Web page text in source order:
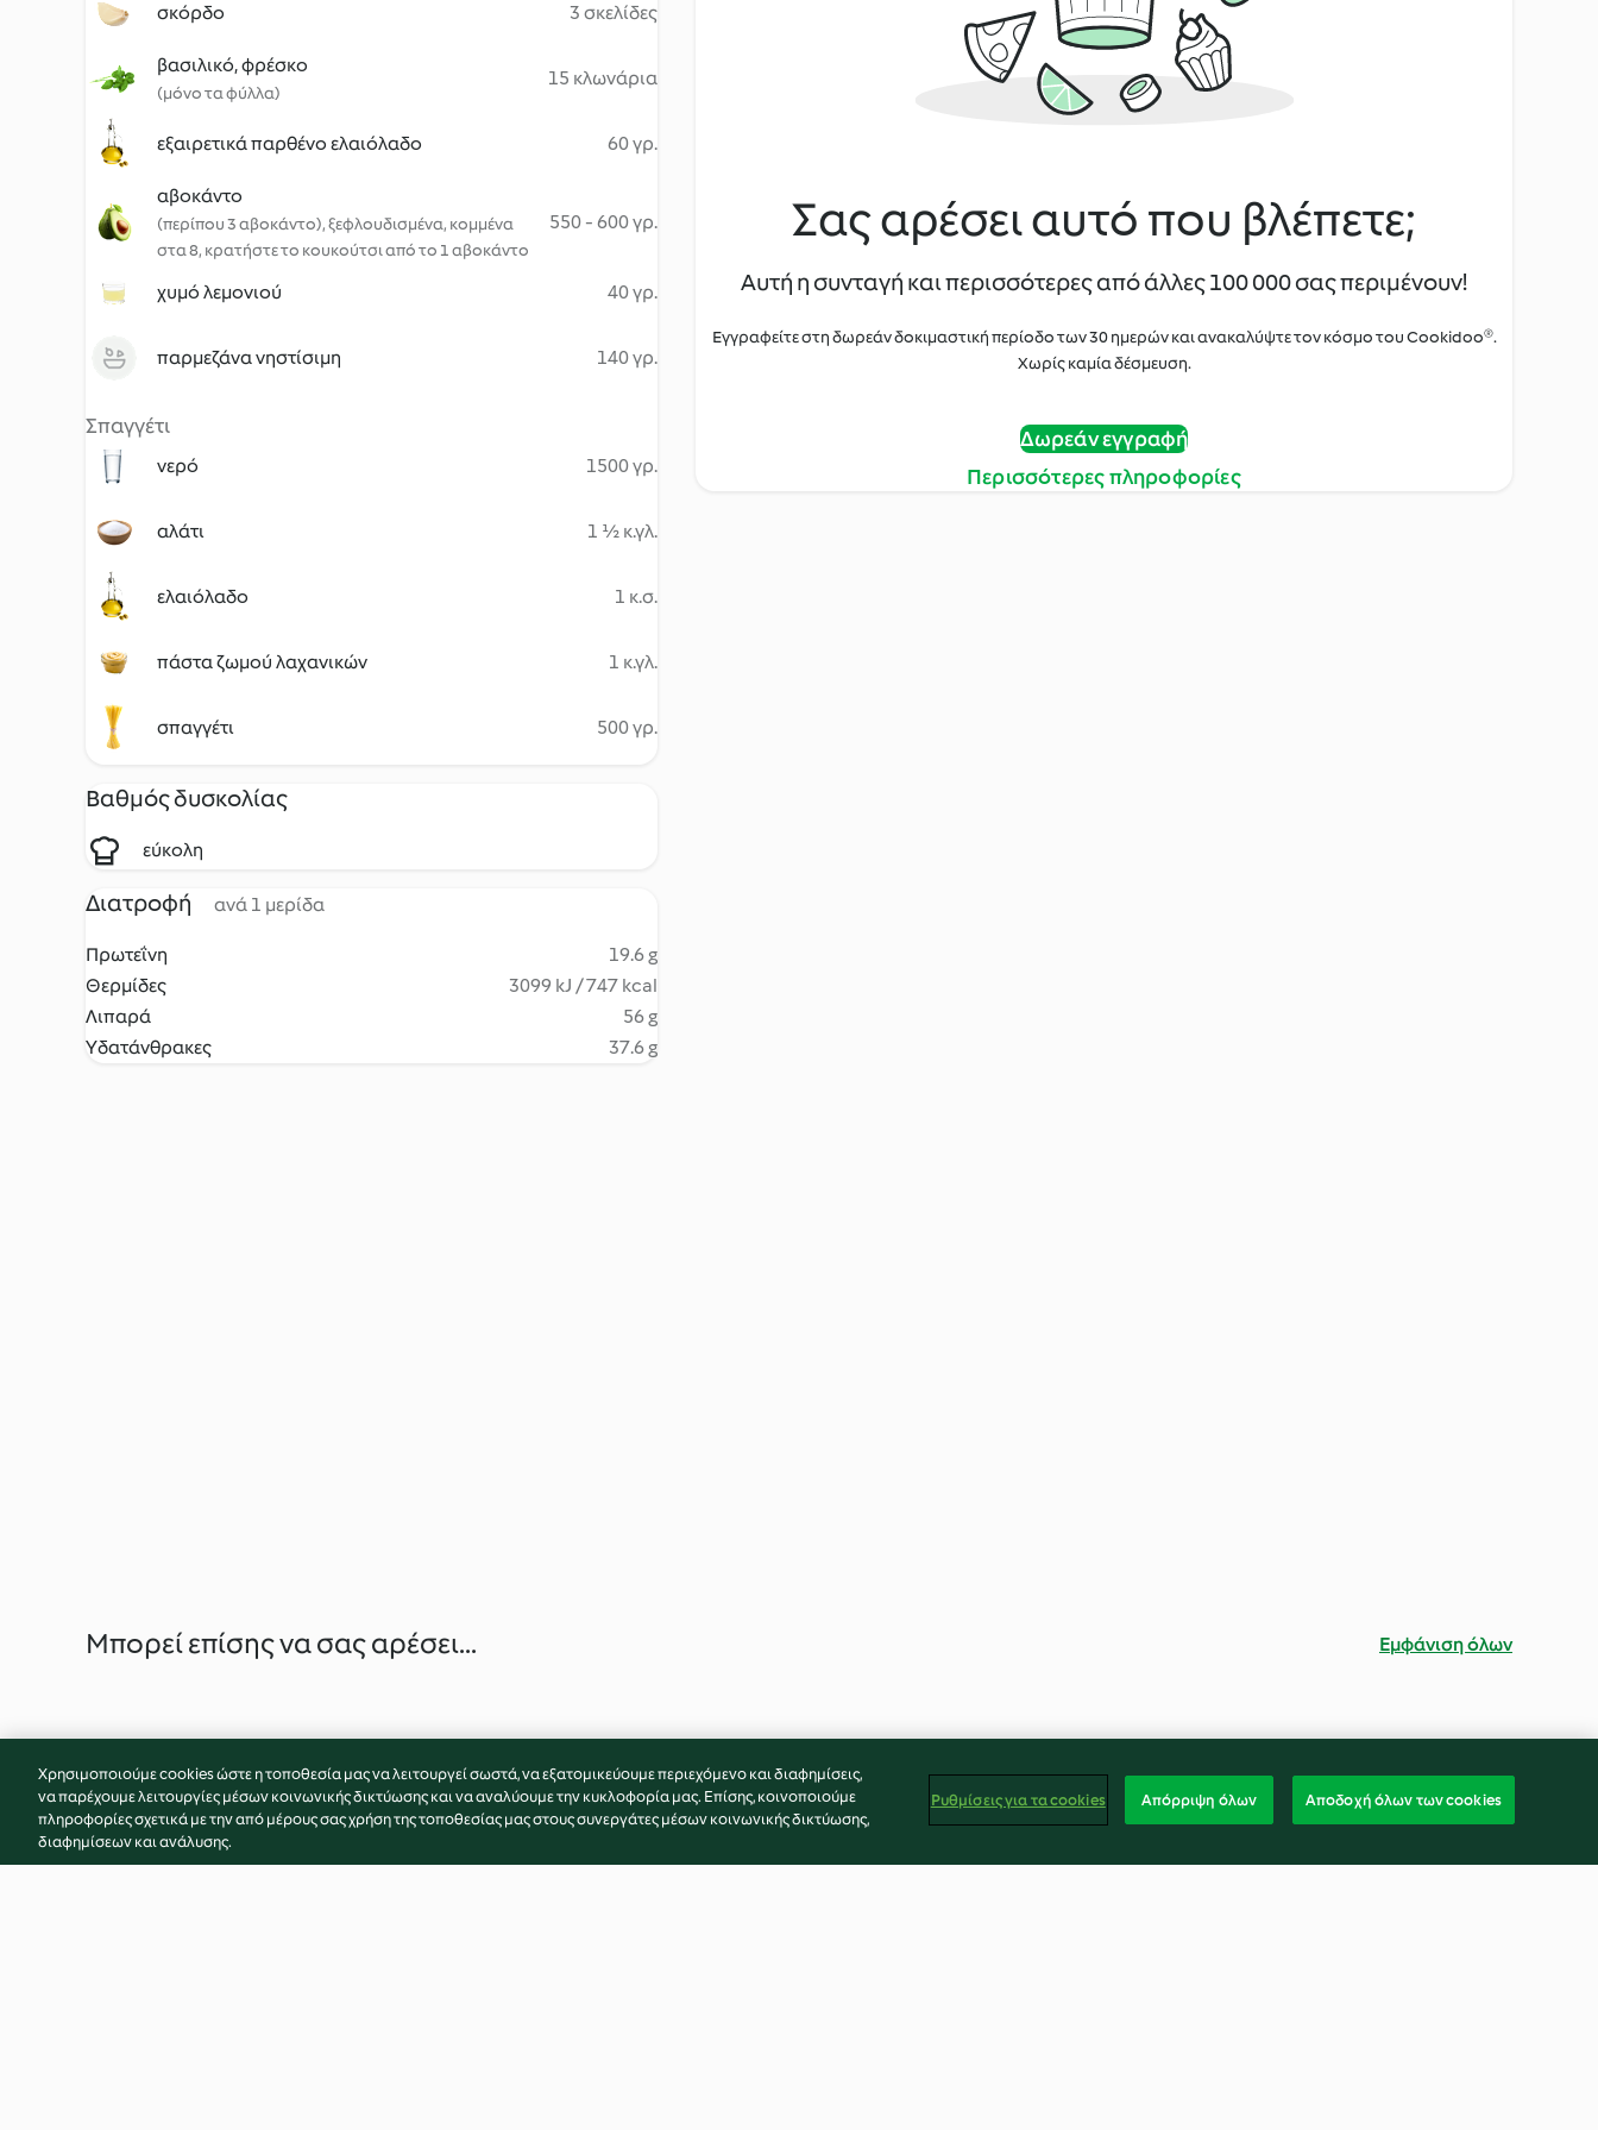
σκόρδο 3 σκελίδες
βασιλικό, φρέσκo
(μόνο τα φύλλα)
15 κλωνάρια
εξαιρετικά παρθένο ελαιόλαδο 60 γρ.
αβοκάντο
(περίπου 3 αβοκάντο), ξεφλουδισμένα, κομμένα
στα 8, κρατήστε το κουκούτσι από το 1 αβοκάντο
550 - 600 γρ.
χυμό λεμονιού 40 γρ.
παρμεζάνα νηστίσιμη 140 γρ.
Σπαγγέτι
νερό 1500 γρ.
αλάτι 1 ½ κ.γλ.
ελαιόλαδο 1 κ.σ.
πάστα ζωμού λαχανικών 1 κ.γλ.
σπαγγέτι 500 γρ.
Βαθμός δυσκολίας
εύκολη
Διατροφή ανά 1 μερίδα
Πρωτεΐνη
19.6 g
Θερμίδες
3099 kJ / 747 kcal
Λιπαρά
56 g
Υδατάνθρακες
37.6 g
Σας αρέσει αυτό που βλέπετε;
Αυτή η συνταγή και περισσότερες από άλλες 100 000 σας περιμένουν!
Εγγραφείτε στη δωρεάν δοκιμαστική περίοδο των 30 ημερών και ανακαλύψτε τον κόσμο του Cookidoo®.
Χωρίς καμία δέσμευση.
Δωρεάν εγγραφή
Περισσότερες πληροφορίες
Μπορεί επίσης να σας αρέσει... Εμφάνιση όλων
Χρησιμοποιούμε cookies ώστε η τοποθεσία μας να λειτουργεί σωστά, να εξατομικεύουμε περιεχόμενο και διαφημίσεις,
να παρέχουμε λειτουργίες μέσων κοινωνικής δικτύωσης και να αναλύουμε την κυκλοφορία μας. Επίσης, κοινοποιούμε
πληροφορίες σχετικά με την από μέρους σας χρήση της τοποθεσίας μας στους συνεργάτες μέσων κοινωνικής δικτύωσης,
διαφημίσεων και ανάλυσης.
Ρυθμίσεις για τα cookies Απόρριψη όλων Αποδοχή όλων των cookies